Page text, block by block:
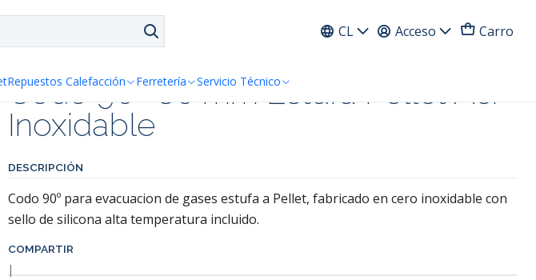
CL Acceso Carro
Repuestos Calefacción Ferretería Servicio Técnico
Codo 90º 80 mm Estufa Pellet Ac.
Inoxidable
DESCRIPCIÓN
Codo 90º para evacuacion de gases estufa a Pellet, fabricado en cero inoxidable con
sello de silicona alta temperatura incluido.
COMPARTIR
|